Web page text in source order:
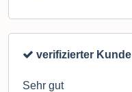
verifizierter Kunde
Sehr gut